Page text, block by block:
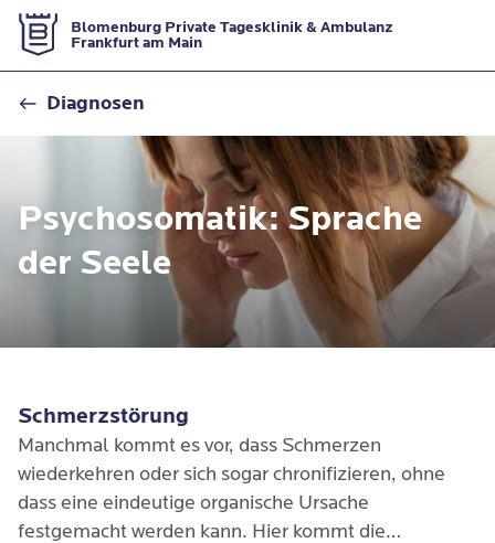
Zur Startseite
Blomenburg Private Tagesklinik & Ambulanz
Frankfurt am Main
Diagnosen
Psychosomatik: Sprache
der Seele
Schmerzstörung
Manchmal kommt es vor, dass Schmerzen
wiederkehren oder sich sogar chronifizieren, ohne
dass eine eindeutige organische Ursache
festgemacht werden kann. Hier kommt die